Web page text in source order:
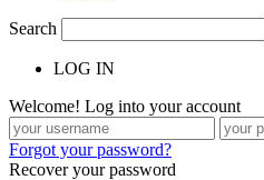
Search
LOG IN
Welcome! Log into your account
Forgot your password?
Recover your password